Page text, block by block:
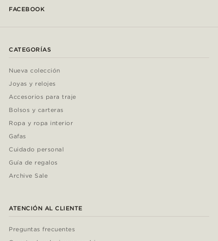
FACEBOOK
CATEGORÍAS
Nueva colección
Joyas y relojes
Accesorios para traje
Bolsos y carteras
Ropa y ropa interior
Gafas
Cuidado personal
Guía de regalos
Archive Sale
ATENCIÓN AL CLIENTE
Preguntas frecuentes